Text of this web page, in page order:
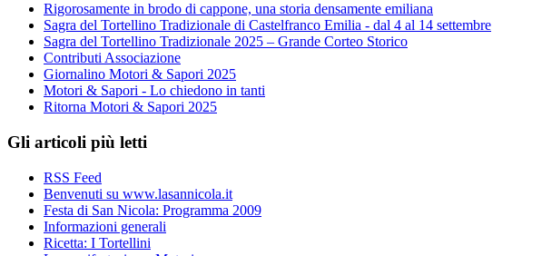
Rigorosamente in brodo di cappone, una storia densamente emiliana
Sagra del Tortellino Tradizionale di Castelfranco Emilia - dal 4 al 14 settembre
Sagra del Tortellino Tradizionale 2025 – Grande Corteo Storico
Contributi Associazione
Giornalino Motori & Sapori 2025
Motori & Sapori - Lo chiedono in tanti
Ritorna Motori & Sapori 2025
Gli articoli più letti
RSS Feed
Benvenuti su www.lasannicola.it
Festa di San Nicola: Programma 2009
Informazioni generali
Ricetta: I Tortellini